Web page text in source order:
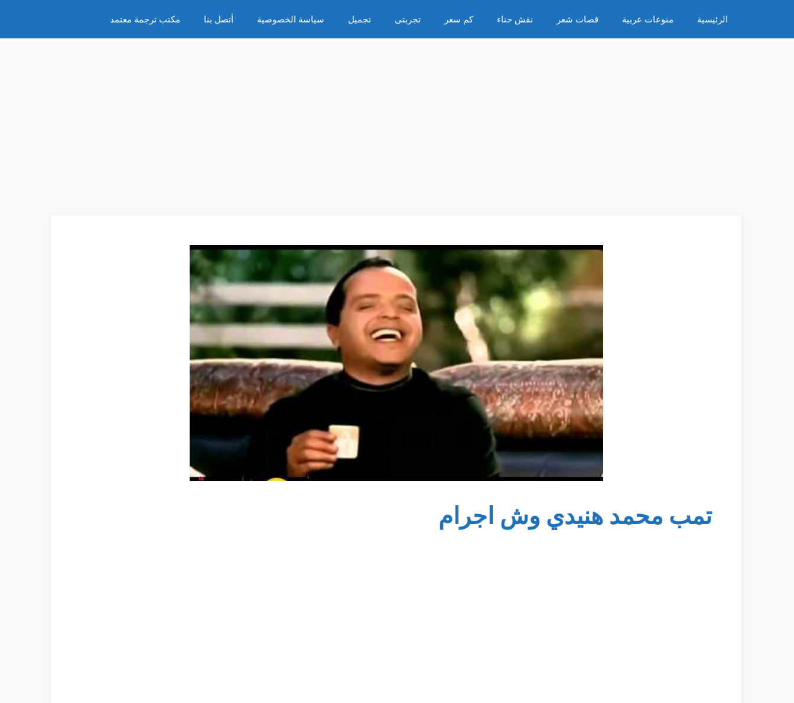
المحتوى
الرئيسية منوعات عربية قصات شعر نقش حناء كم سعر تجربتى تجميل سياسة الخصوصية أتصل بنا مكتب ترجمة معتمد
تمب محمد هنيدي وش اجرام